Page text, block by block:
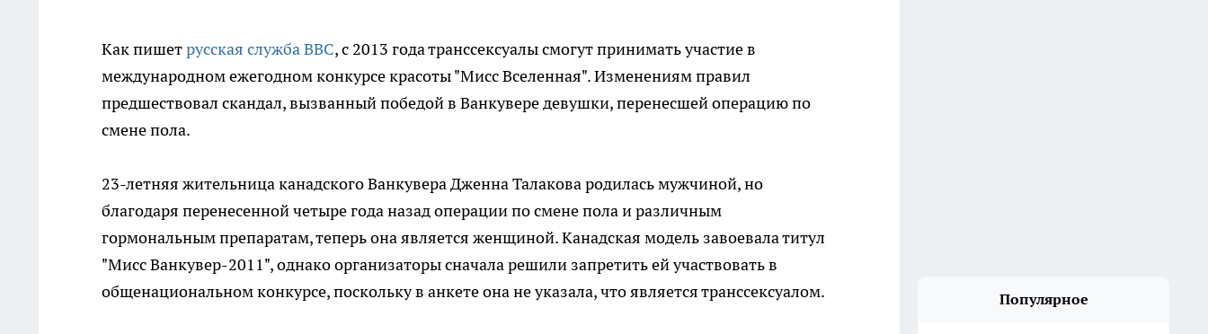
Как пишетрусская служба BBC, с 2013 года транссексуалы смогут принимать участие в
международном ежегодном конкурсе красоты "Мисс Вселенная". Изменениям правил
предшествовал скандал, вызванный победой в Ванкувере девушки, перенесшей операцию по
смене пола.
23-летняя жительница канадского Ванкувера Дженна Талакова родилась мужчиной, но
благодаря перенесенной четыре года назад операции по смене пола и различным
гормональным препаратам, теперь она является женщиной. Канадская модель завоевала титул
"Мисс Ванкувер-2011", однако организаторы сначала решили запретить ей участвовать в
общенациональном конкурсе, поскольку в анкете она не указала, что является транссексуалом.
Популярное